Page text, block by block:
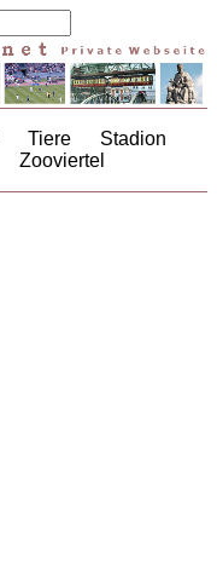
Tiere
Stadion
Zooviertel